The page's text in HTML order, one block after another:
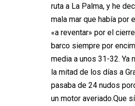
ruta a La Palma, y he
mala mar que había por
«a reventar» por el
barco siempre por
media a unos 31-32. Ya
la mitad de los días a
pasaba de 24 nudos
un motor averiado.Que